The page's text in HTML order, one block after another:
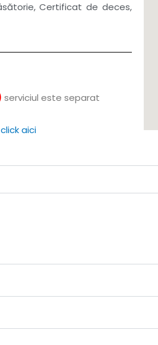
Certificat de deces,
serviciul este separat
click aici